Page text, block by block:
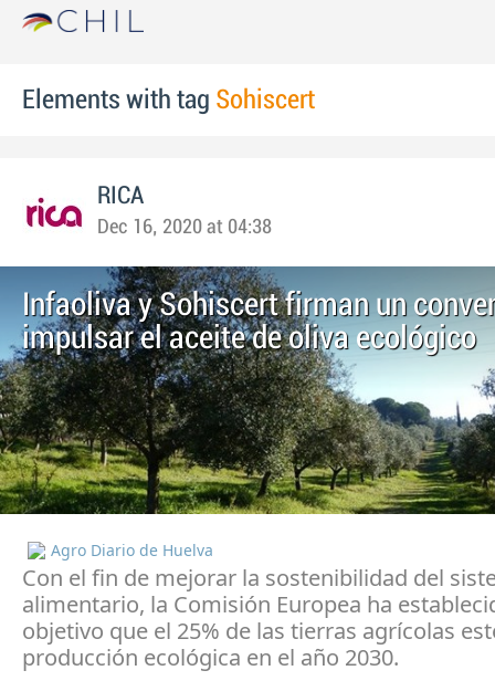
Elements with tag Sohiscert
RICA
Dec 16, 2020 at 04:38
Infaoliva y Sohiscert firman un
impulsar el aceite de oliva ecológico
Agro Diario de Huelva
Con el fin de mejorar la sostenibilidad del
alimentario, la Comisión Europea ha
objetivo que el 25% de las tierras agrícolas
producción ecológica en el año 2030.